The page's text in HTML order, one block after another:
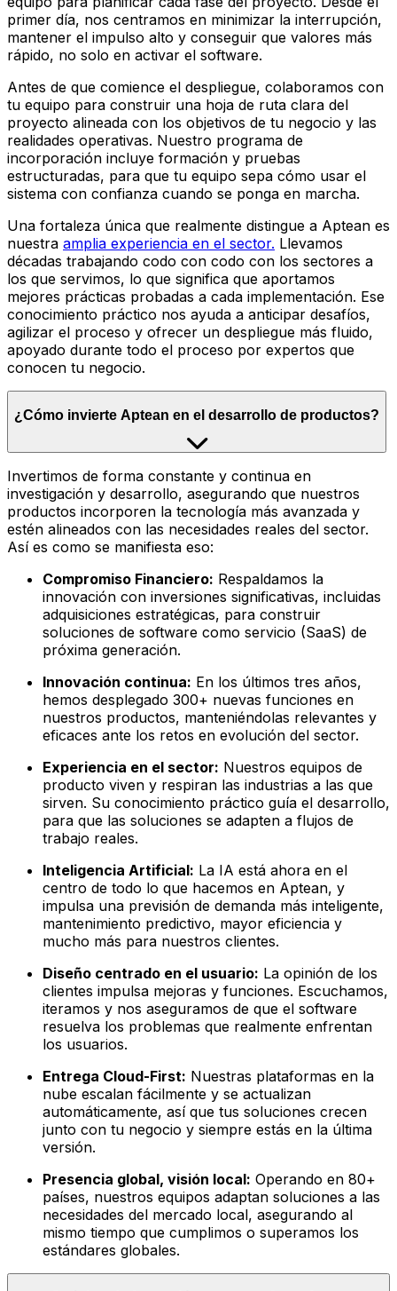
primer día, nos centramos en minimizar la interrupción,
mantener el impulso alto y conseguir que valores más
rápido, no solo en activar el software.
Antes de que comience el despliegue, colaboramos con
tu equipo para construir una hoja de ruta clara del
proyecto alineada con los objetivos de tu negocio y las
realidades operativas. Nuestro programa de
incorporación incluye formación y pruebas
estructuradas, para que tu equipo sepa cómo usar el
sistema con confianza cuando se ponga en marcha.
Una fortaleza única que realmente distingue a Aptean es
nuestra amplia experiencia en el sector. Llevamos
décadas trabajando codo con codo con los sectores a
los que servimos, lo que significa que aportamos
mejores prácticas probadas a cada implementación. Ese
conocimiento práctico nos ayuda a anticipar desafíos,
agilizar el proceso y ofrecer un despliegue más fluido,
apoyado durante todo el proceso por expertos que
conocen tu negocio.
¿Cómo invierte Aptean en el desarrollo de productos?
Invertimos de forma constante y continua en
investigación y desarrollo, asegurando que nuestros
productos incorporen la tecnología más avanzada y
estén alineados con las necesidades reales del sector.
Así es como se manifiesta eso:
Compromiso Financiero: Respaldamos la
innovación con inversiones significativas, incluidas
adquisiciones estratégicas, para construir
soluciones de software como servicio (SaaS) de
próxima generación.
Innovación continua: En los últimos tres años,
hemos desplegado 300+ nuevas funciones en
nuestros productos, manteniéndolas relevantes y
eficaces ante los retos en evolución del sector.
Experiencia en el sector: Nuestros equipos de
producto viven y respiran las industrias a las que
sirven. Su conocimiento práctico guía el desarrollo,
para que las soluciones se adapten a flujos de
trabajo reales.
Inteligencia Artificial: La IA está ahora en el
centro de todo lo que hacemos en Aptean, y
impulsa una previsión de demanda más inteligente,
mantenimiento predictivo, mayor eficiencia y
mucho más para nuestros clientes.
Diseño centrado en el usuario: La opinión de los
clientes impulsa mejoras y funciones. Escuchamos,
iteramos y nos aseguramos de que el software
resuelva los problemas que realmente enfrentan
los usuarios.
Entrega Cloud-First: Nuestras plataformas en la
nube escalan fácilmente y se actualizan
automáticamente, así que tus soluciones crecen
junto con tu negocio y siempre estás en la última
versión.
Presencia global, visión local: Operando en 80+
países, nuestros equipos adaptan soluciones a las
necesidades del mercado local, asegurando al
mismo tiempo que cumplimos o superamos los
estándares globales.